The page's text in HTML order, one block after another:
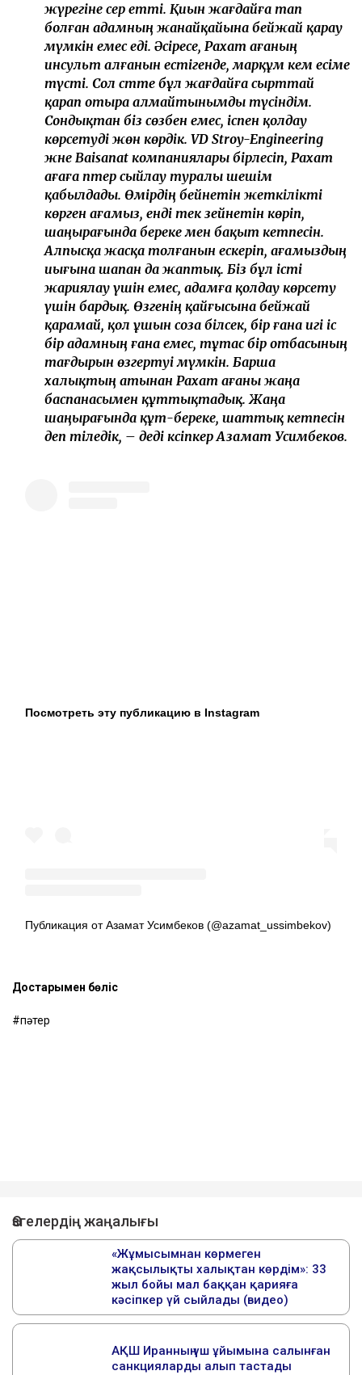
жүрегіне әсер етті. Қиын жағдайға тап
болған адамның жанайқайына бейжай қарау
мүмкін емес еді. Әсіресе, Рахат ағаның
инсульт алғанын естігенде, марқұм әкем есіме
түсті. Сол сәтте бұл жағдайға сырттай
қарап отыра алмайтынымды түсіндім.
Сондықтан біз сөзбен емес, іспен қолдау
көрсетуді жөн көрдік. VD Stroy-Engineering
және Baisanat компаниялары бірлесіп, Рахат
ағаға пәтер сыйлау туралы шешім
қабылдады. Өмірдің бейнетін жеткілікті
көрген ағамыз, енді тек зейнетін көріп,
шаңырағында береке мен бақыт кетпесін.
Алпысқа жасқа толғанын ескеріп, ағамыздың
иығына шапан да жаптық. Біз бұл істі
жариялау үшін емес, адамға қолдау көрсету
үшін бардық. Өзгенің қайғысына бейжай
қарамай, қол ұшын соза білсек, бір ғана игі іс
бір адамның ғана емес, тұтас бір отбасының
тағдырын өзгертуі мүмкін. Барша
халықтың атынан Рахат ағаны жаңа
баспанасымен құттықтадық. Жаңа
шаңырағында құт-береке, шаттық кетпесін
деп тіледік, – деді кәсіпкер Азамат Усимбеков.
Посмотреть эту публикацию в Instagram
Публикация от Азамат Усимбеков (@azamat_ussimbekov)
Достарыңмен бөліс
пәтер